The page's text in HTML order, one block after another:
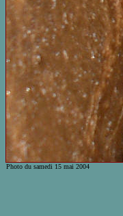
Photo du samedi 15 mai 2004